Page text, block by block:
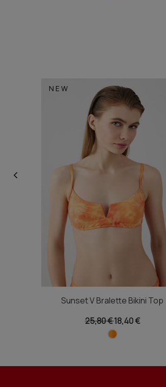
NEW
Sunset V Bralette Bikini Top
25,80 €18,40 €